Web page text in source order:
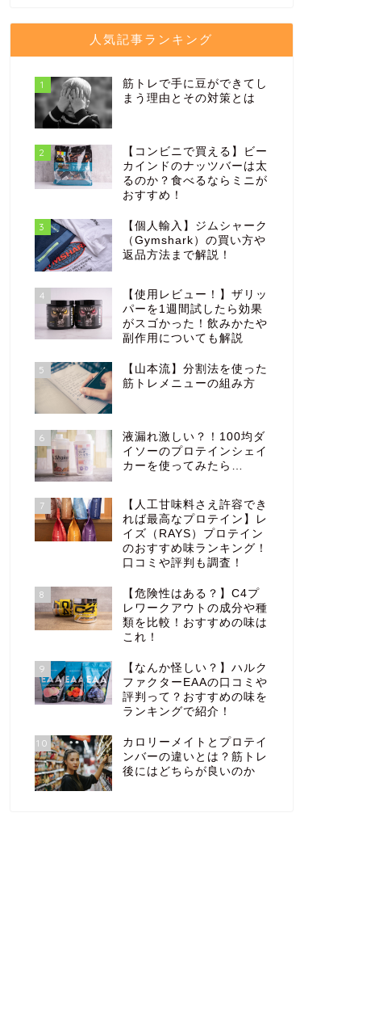
人気記事ランキング
1
筋トレで手に豆ができてし
まう理由とその対策とは
2
【コンビニで買える】ビー
カインドのナッツバーは太
るのか？食べるならミニが
おすすめ！
3
【個人輸入】ジムシャーク
（Gymshark）の買い方や
返品方法まで解説！
4
【使用レビュー！】ザリッ
パーを1週間試したら効果
がスゴかった！飲みかたや
副作用についても解説
5
【山本流】分割法を使った
筋トレメニューの組み方
6
液漏れ激しい？！100均ダ
イソーのプロテインシェイ
カーを使ってみたら…
7
【人工甘味料さえ許容でき
れば最高なプロテイン】レ
イズ（RAYS）プロテイン
のおすすめ味ランキング！
口コミや評判も調査！
8
【危険性はある？】C4プ
レワークアウトの成分や種
類を比較！おすすめの味は
これ！
9
【なんか怪しい？】ハルク
ファクターEAAの口コミや
評判って？おすすめの味を
ランキングで紹介！
10
カロリーメイトとプロテイ
ンバーの違いとは？筋トレ
後にはどちらが良いのか